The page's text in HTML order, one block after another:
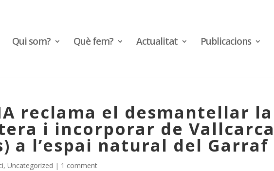
Qui som? Què fem? Actualitat Publicacions
reclama el desmantellar la
i incorporar de Vallcarca
a l’espai natural del Garraf
,Uncategorized | 1 comment